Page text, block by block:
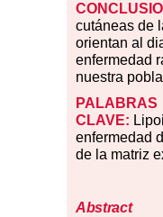
cutáneas de
orientan al
enfermedad
nuestra
PALABRAS
CLAVE:
enfermedad
de la matriz
Abstract